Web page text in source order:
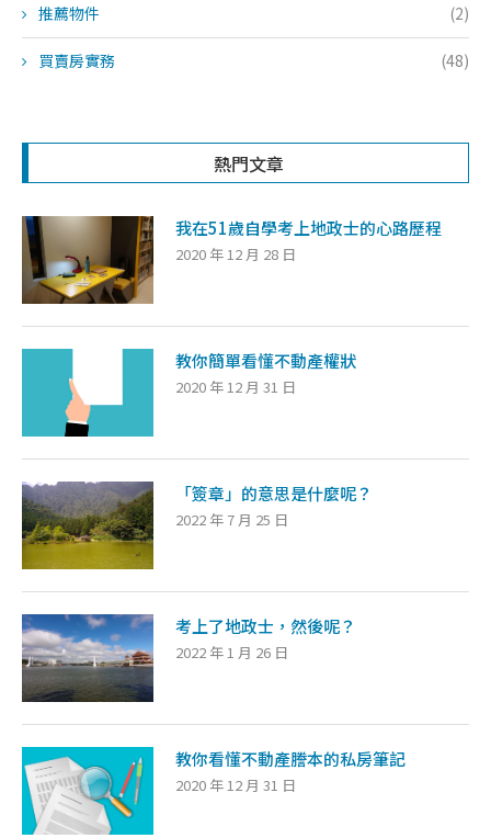
推薦物件 (2)
買賣房實務 (48)
熱門文章
我在51歲自學考上地政士的心路歷程
2020 年 12 月 28 日
教你簡單看懂不動產權狀
2020 年 12 月 31 日
「簽章」的意思是什麼呢？
2022 年 7 月 25 日
考上了地政士，然後呢？
2022 年 1 月 26 日
教你看懂不動產謄本的私房筆記
2020 年 12 月 31 日